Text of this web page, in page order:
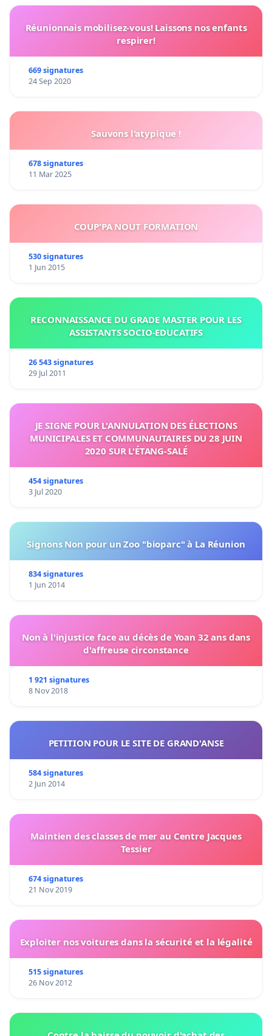
Réunionnais mobilisez-vous! Laissons nos enfants
respirer!
669 signatures
24 Sep 2020
Sauvons l'atypique !
678 signatures
11 Mar 2025
COUP'PA NOUT FORMATION
530 signatures
1 Jun 2015
RECONNAISSANCE DU GRADE MASTER POUR LES
ASSISTANTS SOCIO-EDUCATIFS
26 543 signatures
29 Jul 2011
JE SIGNE POUR L'ANNULATION DES ÉLECTIONS
MUNICIPALES ET COMMUNAUTAIRES DU 28 JUIN
2020 SUR L'ÉTANG-SALÉ
454 signatures
3 Jul 2020
Signons Non pour un Zoo "bioparc" à La Réunion
834 signatures
1 Jun 2014
Non à l'injustice face au décès de Yoan 32 ans dans
d'affreuse circonstance
1 921 signatures
8 Nov 2018
PETITION POUR LE SITE DE GRAND'ANSE
584 signatures
2 Jun 2014
Maintien des classes de mer au Centre Jacques
Tessier
674 signatures
21 Nov 2019
Exploiter nos voitures dans la sécurité et la légalité
515 signatures
26 Nov 2012